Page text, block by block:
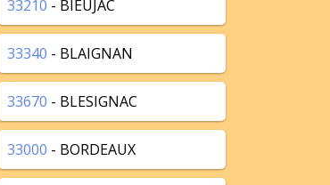
33210 - BIEUJAC
33340 - BLAIGNAN
33670 - BLESIGNAC
33000 - BORDEAUX